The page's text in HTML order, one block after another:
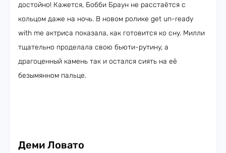
достойно! Кажется, Бобби Браун не расстаётся с
кольцом даже на ночь. В новом ролике get un-ready
with me актриса показала, как готовится ко сну. Милли
тщательно проделала свою бьюти-рутину, а
драгоценный камень так и остался сиять на её
безымянном пальце.
Деми Ловато